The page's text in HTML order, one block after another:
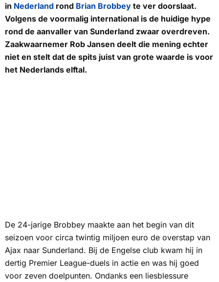
in Nederland rond Brian Brobbey te ver doorslaat.
Volgens de voormalig international is de huidige hype
rond de aanvaller van Sunderland zwaar overdreven.
Zaakwaarnemer Rob Jansen deelt die mening echter
niet en stelt dat de spits juist van grote waarde is voor
het Nederlands elftal.
De 24-jarige Brobbey maakte aan het begin van dit
seizoen voor circa twintig miljoen euro de overstap van
Ajax naar Sunderland. Bij de Engelse club kwam hij in
dertig Premier League-duels in actie en was hij goed
voor zeven doelpunten. Ondanks een liesblessure